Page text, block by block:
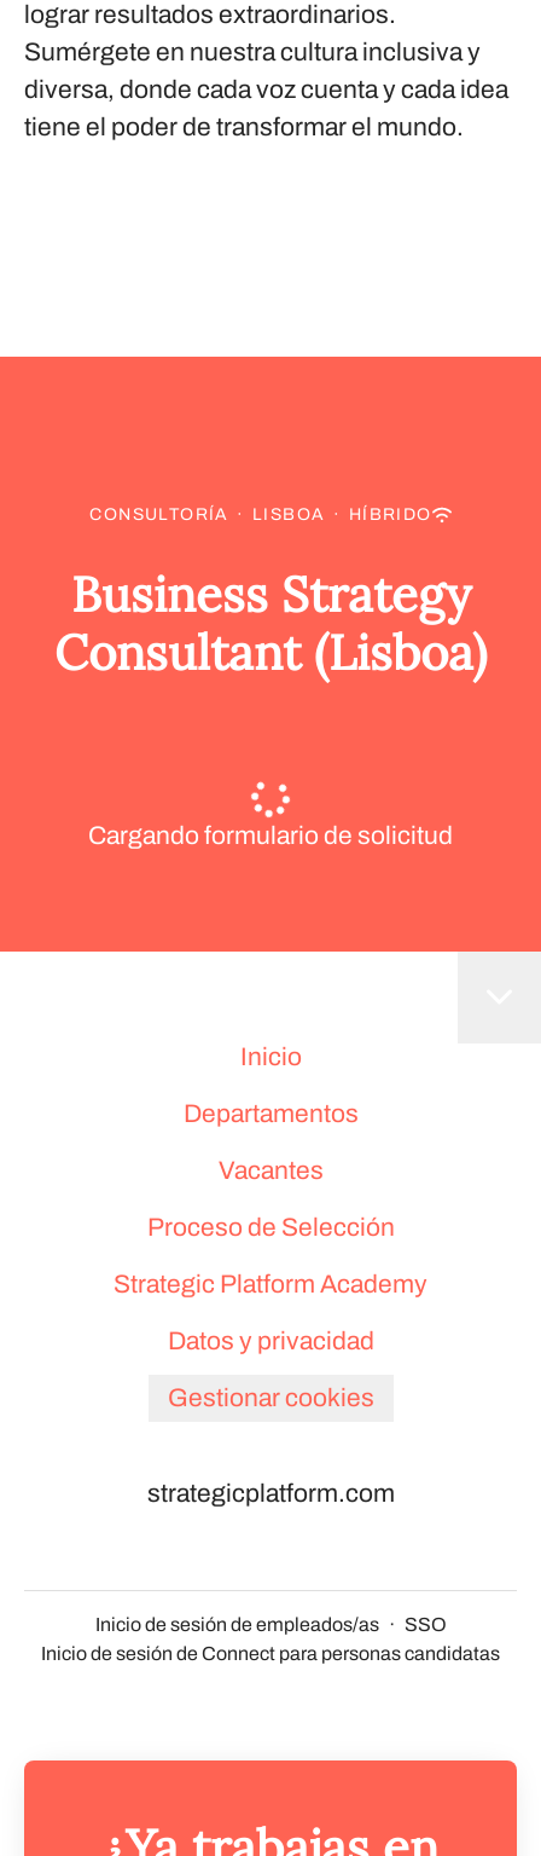
lograr resultados extraordinarios.
Sumérgete en nuestra cultura inclusiva y
diversa, donde cada voz cuenta y cada idea
tiene el poder de transformar el mundo.
CONSULTORÍA · LISBOA · HÍBRIDO
Business Strategy
Consultant (Lisboa)
Cargando formulario de solicitud
Inicio
Departamentos
Vacantes
Proceso de Selección
Strategic Platform Academy
Datos y privacidad
Gestionar cookies
strategicplatform.com
Inicio de sesión de empleados/as · SSO
Inicio de sesión de Connect para personas candidatas